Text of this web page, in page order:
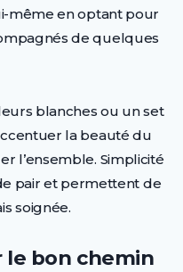
même en optant pour
de quelques
blanches ou un set
la beauté du
l’ensemble. Simplicité
pair et permettent de
soignée.
le bon chemin